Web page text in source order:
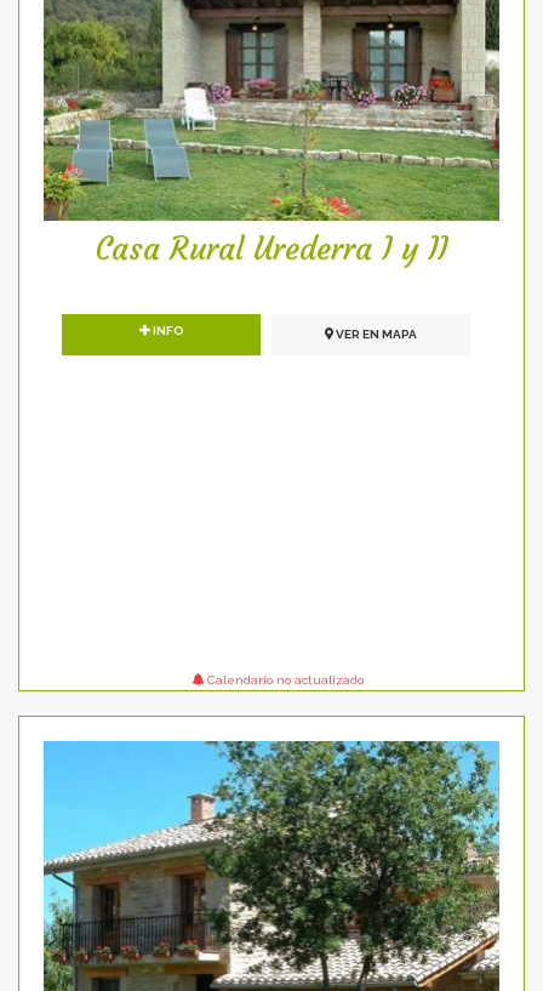
Casa Rural Urederra I y II
INFO VER EN MAPA
Calendario no actualizado